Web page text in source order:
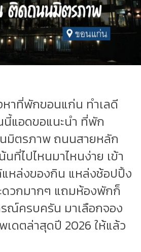
หาที่พักขอนแก่น ทำเลดี
แอดขอแนะนำ ที่พัก
มิตรภาพ ถนนสายหลัก
ที่ไปไหนมาไหนง่าย เข้า
แหล่งของกิน แหล่งช้อปปิ้ง
ดวกมากๆ แถมห้องพักก็
ณ์ครบครัน มาเลือกจอง
เดตล่าสุดปี 2026 ให้แล้ว